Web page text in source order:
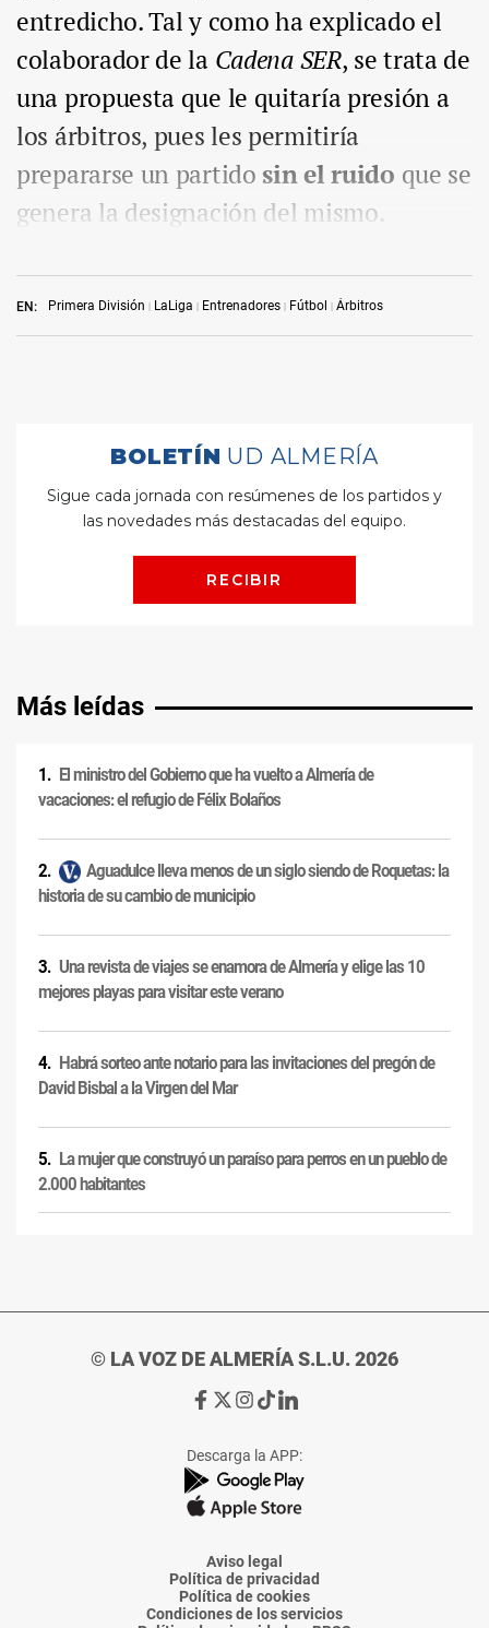
EN: Primera División LaLiga Entrenadores Fútbol Árbitros
entredicho. Tal y como ha explicado el
colaborador de la Cadena SER, se trata de
una propuesta que le quitaría presión a
los árbitros, pues les permitiría
prepararse un partidosin el ruido que se
genera la designación del mismo.
Más leídas
El ministro del Gobierno que ha vuelto a Almería de
vacaciones: el refugio de Félix Bolaños
Aguadulce lleva menos de un siglo siendo de Roquetas: la
historia de su cambio de municipio
Una revista de viajes se enamora de Almería y elige las 10
mejores playas para visitar este verano
Habrá sorteo ante notario para las invitaciones del pregón de
David Bisbal a la Virgen del Mar
La mujer que construyó un paraíso para perros en un pueblo de
2.000 habitantes
© LA VOZ DE ALMERÍA S.L.U. 2026
Ir
de
La
Voz
Almería
Ir
de
La
Voz
Almería
Ir
de
La
Voz
Almería
Ir
de
La
Voz
Almería
Ir
de
La
Voz
Descarga la APP:
Aviso legal
Política de privacidad
Política de cookies
Condiciones de los servicios